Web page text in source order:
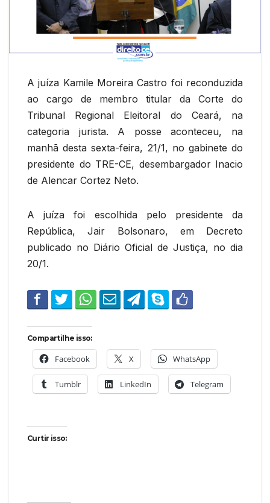
A juíza Kamile Moreira Castro foi reconduzida
ao cargo de membro titular da Corte do
Tribunal Regional Eleitoral do Ceará, na
categoria jurista. A posse aconteceu, na
manhã desta sexta-feira, 21/1, no gabinete do
presidente do TRE-CE, desembargador Inacio
de Alencar Cortez Neto.
A juíza foi escolhida pelo presidente da
República, Jair Bolsonaro, em Decreto
publicado no Diário Oficial de Justiça, no dia
20/1.
Compartilhe isso:
Facebook X WhatsApp
Tumblr LinkedIn Telegram
Curtir isso: